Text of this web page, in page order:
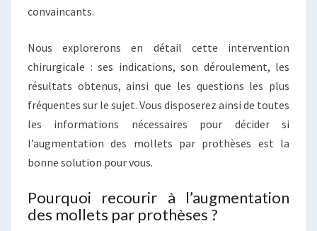
convaincants.
Nous explorerons en détail cette intervention
chirurgicale : ses indications, son déroulement, les
résultats obtenus, ainsi que les questions les plus
fréquentes sur le sujet. Vous disposerez ainsi de toutes
les informations nécessaires pour décider si
l’augmentation des mollets par prothèses est la
bonne solution pour vous.
Pourquoi recourir à l’augmentation
des mollets par prothèses ?